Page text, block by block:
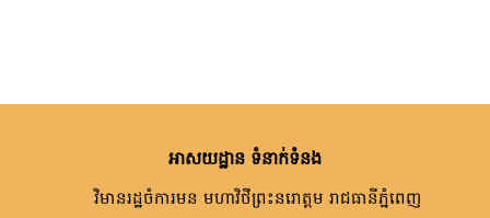
អាសយដ្ឋាន ទំនាក់ទំនង
វិមានរដ្ឋចំការមន មហាវិថីព្រះនរោត្តម រាជធានីភ្នំពេញ